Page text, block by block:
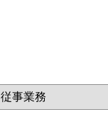
従事業務